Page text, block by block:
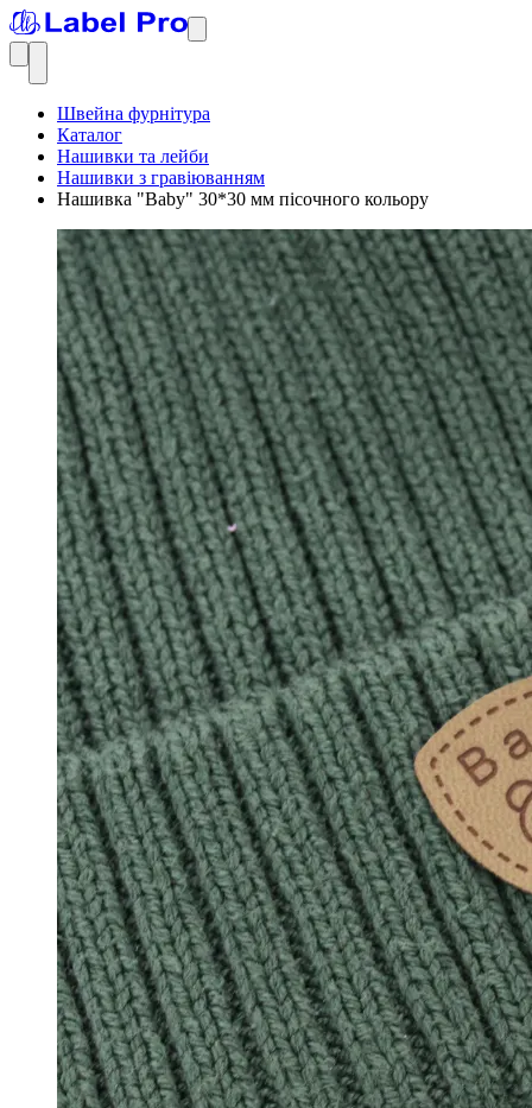
Швейна фурнітура
Каталог
Нашивки та лейби
Нашивки з гравіюванням
Нашивка "Baby" 30*30 мм пісочного кольору